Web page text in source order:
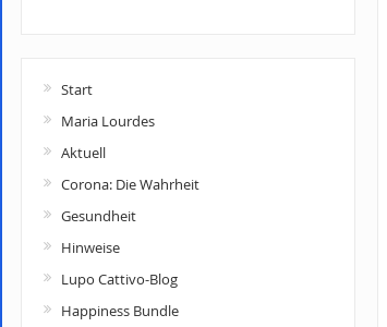
Start
Maria Lourdes
Aktuell
Corona: Die Wahrheit
Gesundheit
Hinweise
Lupo Cattivo-Blog
Happiness Bundle